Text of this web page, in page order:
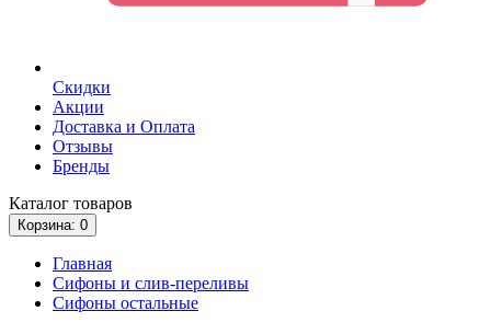
Скидки
Акции
Доставка и Оплата
Отзывы
Бренды
Каталог товаров
Корзина: 0
Главная
Сифоны и слив-переливы
Сифоны остальные